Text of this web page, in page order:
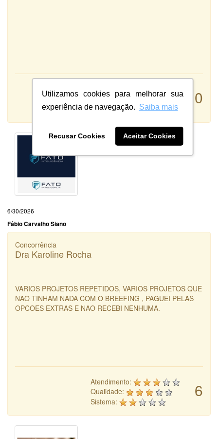
Utilizamos cookies para melhorar sua
experiência de navegação. Saiba mais
Recusar Cookies Aceitar Cookies
10
Atendimento:
Qualidade:
Sistema:
6/30/2026
Fábio Carvalho Siano
Concorrência
Dra Karoline Rocha
VARIOS PROJETOS REPETIDOS, VARIOS PROJETOS QUE
NAO TINHAM NADA COM O BREEFING , PAGUEI PELAS
OPCOES EXTRAS E NAO RECEBI NENHUMA.
6
Atendimento:
Qualidade:
Sistema: